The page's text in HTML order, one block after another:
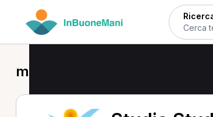
massoterapia a Molfetta